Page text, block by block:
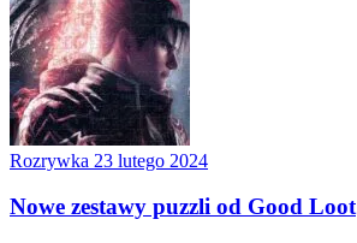
Rozrywka 23 lutego 2024
Nowe zestawy puzzli od Good Loot